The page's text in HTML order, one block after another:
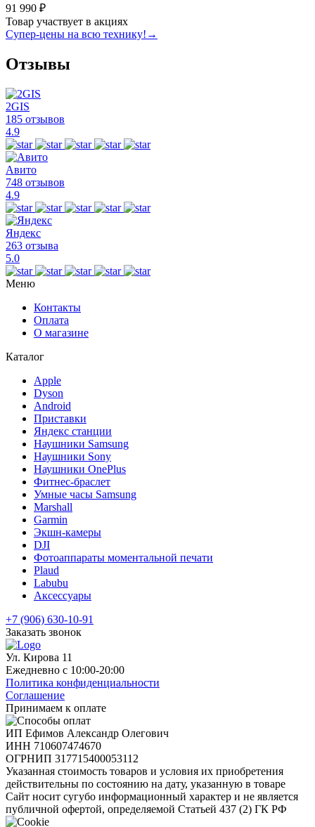
91 990 ₽
Товар участвует в акциях
Супер-цены на всю технику! →
Отзывы
2GIS
185 отзывов
4.9
Авито
748 отзывов
4.9
Яндекс
263 отзыва
5.0
Меню
Контакты
Оплата
О магазине
Каталог
Apple
Dyson
Android
Приставки
Яндекс станции
Наушники Samsung
Наушники Sony
Наушники OnePlus
Фитнес-браслет
Умные часы Samsung
Marshall
Garmin
Экшн-камеры
DJI
Фотоаппараты моментальной печати
Plaud
Labubu
Аксессуары
+7 (906) 630-10-91
Заказать звонок
Ул. Кирова 11
Ежедневно с 10:00-20:00
Политика конфиденциальности
Соглашение
Принимаем к оплате
ИП Ефимов Александр Олегович
ИНН 710607474670
ОГРНИП 317715400053112
Указанная стоимость товаров и условия их приобретения
действительны по состоянию на дату, указанную в товаре
Сайт носит сугубо информационный характер и не является
публичной офертой, определяемой Статьей 437 (2) ГК РФ